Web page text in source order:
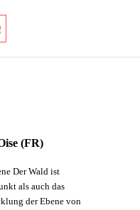
(FR)
Der Wald ist
als auch das
der Ebene von